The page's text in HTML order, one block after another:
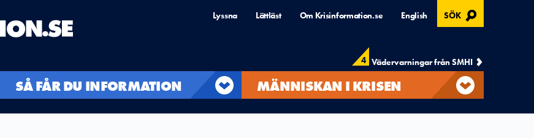
Lyssna Lättläst Om Krisinformation.se English SÖK , ÖPPNAS I MODAL
4 Vädervarningar från SMHI
SÅ FÅR DU INFORMATION MÄNNISKAN I KRISEN